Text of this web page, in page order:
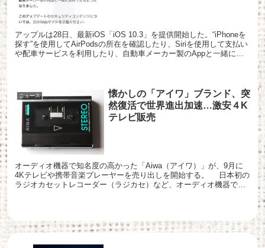
アップルは28日、最新iOS「iOS 10.3」を提供開始した。“iPhoneを
探す”を使用してAirPodsの所在を確認したり、Siriを使用して支払い
や配車サービスを利用したり、自動車メーカー製のAppと一緒に使
ニュース
懐かしの「アイワ」ブランド、突
然復活で世界進出加速…激安４K
テレビ販売
オーディオ機器で知名度の高かった「Aiwa（アイワ）」が、9月に
4Kテレビや携帯音楽プレーヤーを売り出しを開始する。 日本初の
ラジオカセットレコーダー（ラジカセ）など、オーディオ機器で知